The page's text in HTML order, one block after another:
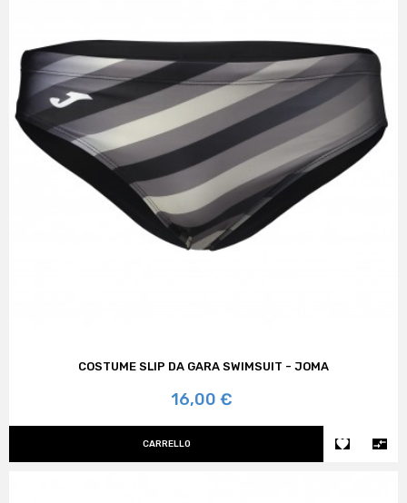
COSTUME SLIP DA GARA SWIMSUIT - JOMA
Prezzo
16,00 €
CARRELLO  